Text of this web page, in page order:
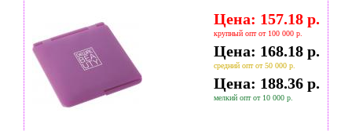
Цена: 157.18 р.
крупный опт от 100 000 р.
Цена: 168.18 р.
средний опт от 50 000 р.
Цена: 188.36 р.
мелкий опт от 10 000 р.